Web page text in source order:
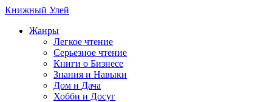
Книжный Улей
Жанры
Легкое чтение
Серьезное чтение
Книги о Бизнесе
Знания и Навыки
Дом и Дача
Хобби и Досуг